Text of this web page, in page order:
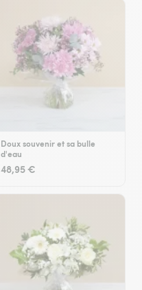
Doux souvenir et sa bulle
d'eau
48,95 €